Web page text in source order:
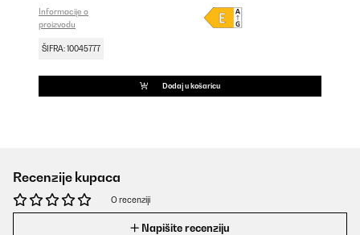
Informacije o
proizvodu
ŠIFRA: 10045777
Dodaj u košaricu
Recenzije kupaca
O recenziji
Napišite recenziju